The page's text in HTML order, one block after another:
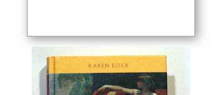
Design
Drikkevare / Øl / Vin
Engelsk